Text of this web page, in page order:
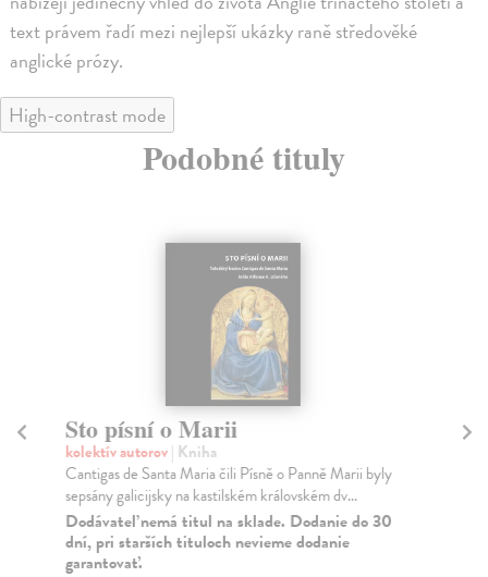
text právem řadí mezi nejlepší ukázky raně středověké
anglické prózy.
High-contrast mode
Podobné tituly
Sto písní o Marii
kolektív autorov| Kniha
Cantigas de Santa Maria čili Písně o Panně Marii byly
sepsány galicijsky na kastilském královském dv...
Dodávateľ nemá titul na sklade. Dodanie do 30
dní, pri starších tituloch nevieme dodanie
garantovať.